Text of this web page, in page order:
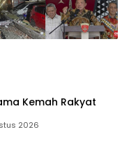
Kemah Rakyat
2026